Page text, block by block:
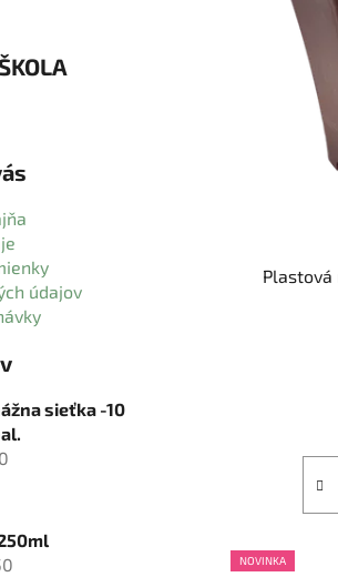
údajov
sieťka -10
Plastová
NOVINKA